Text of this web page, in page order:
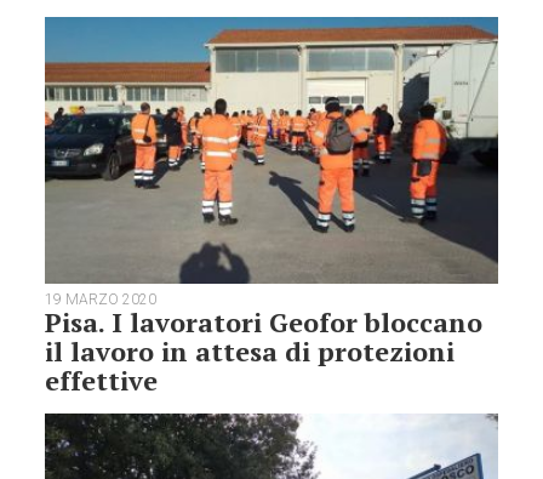
19 MARZO 2020
Pisa. I lavoratori Geofor bloccano
il lavoro in attesa di protezioni
effettive